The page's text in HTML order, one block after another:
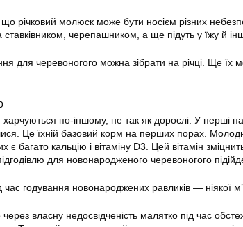
річковий молюск може бути носієм різних
черепашником, а ще підуть у їжу й
для черевоногого можна зібрати на річці. Ще їх
по-іншому, не так як дорослі. У перші
Це їхній базовий корм на перших порах.
є багато кальцію і вітаміну D3. Цей вітамін
для новонародженого черевоногого
годування новонароджених равликів — ніякої
власну недосвідченість малятко під час